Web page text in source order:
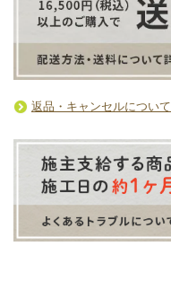
返品・キャンセルについて